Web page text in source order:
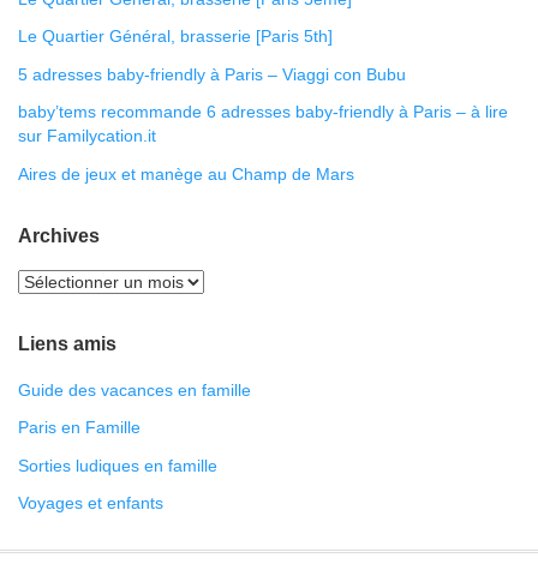
Le Quartier Général, brasserie [Paris 5th]
5 adresses baby-friendly à Paris – Viaggi con Bubu
baby’tems recommande 6 adresses baby-friendly à Paris – à lire
sur Familycation.it
Aires de jeux et manège au Champ de Mars
Archives
Liens amis
Guide des vacances en famille
Paris en Famille
Sorties ludiques en famille
Voyages et enfants